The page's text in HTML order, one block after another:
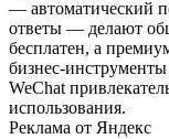
— автоматический
ответы — делают
бесплатен, а
WeChat
использования.
Реклама от Яндекс